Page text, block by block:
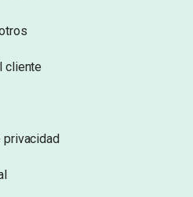
cliente
privacidad